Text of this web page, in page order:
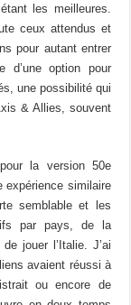
les meilleures.
ceux attendus et
pour autant entrer
d’une option pour
une possibilité qui
& Allies, souvent
la version 50e
expérience similaire
semblable et les
par pays, de la
jouer l’Italie. J’ai
avaient réussi à
ou encore de